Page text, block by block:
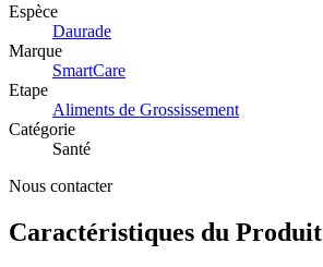
Espèce
Daurade
Marque
SmartCare
Etape
Aliments de Grossissement
Catégorie
Santé
Nous contacter
Caractéristiques du Produit